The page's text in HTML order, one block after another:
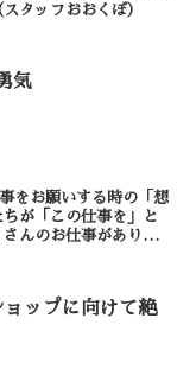
ながらも楽しく写真撮影しています。 （スタッフおおくぼ）
気
をお願いする時の「想
ップに向けて絶